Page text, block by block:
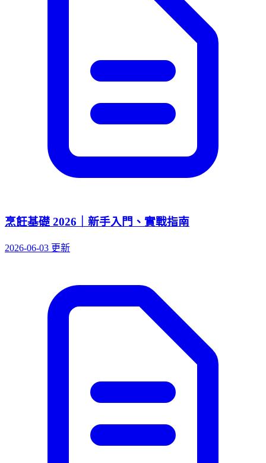
烹飪基礎 2026｜新手入門、實戰指南
2026-06-03 更新